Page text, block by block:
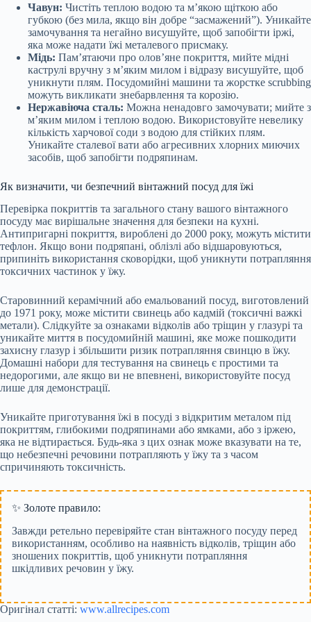
Чавун: Чистіть теплою водою та м’якою щіткою або
губкою (без мила, якщо він добре “засмажений”). Уникайте
замочування та негайно висушуйте, щоб запобігти іржі,
яка може надати їжі металевого присмаку.
Мідь: Пам’ятаючи про олов’яне покриття, мийте мідні
каструлі вручну з м’яким милом і відразу висушуйте, щоб
уникнути плям. Посудомийні машини та жорстке scrubbing
можуть викликати знебарвлення та корозію.
Нержавіюча сталь: Можна ненадовго замочувати; мийте з
м’яким милом і теплою водою. Використовуйте невелику
кількість харчової соди з водою для стійких плям.
Уникайте сталевої вати або агресивних хлорних миючих
засобів, щоб запобігти подряпинам.
Як визначити, чи безпечний вінтажний посуд для їжі
Перевірка покриттів та загального стану вашого вінтажного
посуду має вирішальне значення для безпеки на кухні.
Антипригарні покриття, вироблені до 2000 року, можуть містити
тефлон. Якщо вони подряпані, облізлі або відшаровуються,
припиніть використання сковорідки, щоб уникнути потрапляння
токсичних частинок у їжу.
Старовинний керамічний або емальований посуд, виготовлений
до 1971 року, може містити свинець або кадмій (токсичні важкі
метали). Слідкуйте за ознаками відколів або тріщин у глазурі та
уникайте миття в посудомийній машині, яке може пошкодити
захисну глазур і збільшити ризик потрапляння свинцю в їжу.
Домашні набори для тестування на свинець є простими та
недорогими, але якщо ви не впевнені, використовуйте посуд
лише для демонстрації.
Уникайте приготування їжі в посуді з відкритим металом під
покриттям, глибокими подряпинами або ямками, або з іржею,
яка не відтирається. Будь-яка з цих ознак може вказувати на те,
що небезпечні речовини потрапляють у їжу та з часом
спричиняють токсичність.
✨ Золоте правило:
Завжди ретельно перевіряйте стан вінтажного посуду перед
використанням, особливо на наявність відколів, тріщин або
зношених покриттів, щоб уникнути потрапляння
шкідливих речовин у їжу.
Оригінал статті: www.allrecipes.com